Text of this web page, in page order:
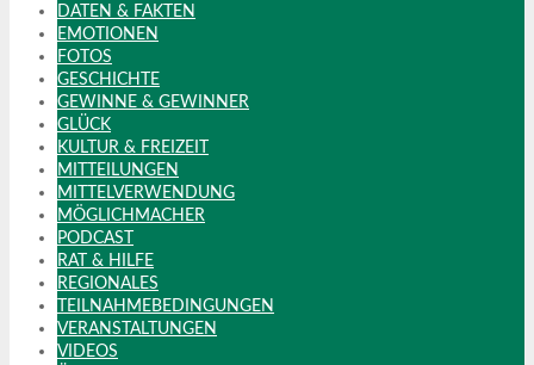
DATEN & FAKTEN
EMOTIONEN
FOTOS
GESCHICHTE
GEWINNE & GEWINNER
GLÜCK
KULTUR & FREIZEIT
MITTEILUNGEN
MITTELVERWENDUNG
MÖGLICHMACHER
PODCAST
RAT & HILFE
REGIONALES
TEILNAHMEBEDINGUNGEN
VERANSTALTUNGEN
VIDEOS